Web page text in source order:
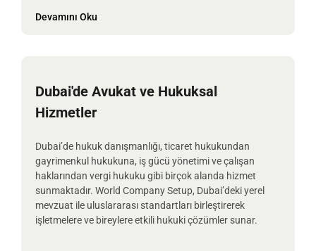
Devamını Oku
Dubai'de Avukat ve Hukuksal
Hizmetler
Dubai’de hukuk danışmanlığı, ticaret hukukundan
gayrimenkul hukukuna, iş gücü yönetimi ve çalışan
haklarından vergi hukuku gibi birçok alanda hizmet
sunmaktadır. World Company Setup, Dubai’deki yerel
mevzuat ile uluslararası standartları birleştirerek
işletmelere ve bireylere etkili hukuki çözümler sunar.